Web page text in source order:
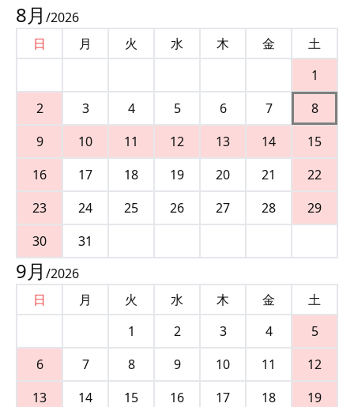
8月 /2026
日
月 火 水 木 金
土
1
2
3 4 5 6 7
8
9
10 11 12 13 14
15
16
17 18 19 20 21
22
23
24 25 26 27 28
29
30
31
9月 /2026
日
月 火 水 木 金
土
1
2 3 4
5
6
7 8 9 10 11
12
13
14 15 16 17 18
19